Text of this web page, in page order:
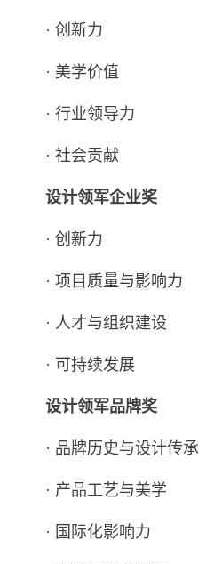
· 创新力
· 美学价值
· 行业领导力
· 社会贡献
设计领军企业奖
· 创新力
· 项目质量与影响力
· 人才与组织建设
· 可持续发展
设计领军品牌奖
· 品牌历史与设计传承
· 产品工艺与美学
· 国际化影响力